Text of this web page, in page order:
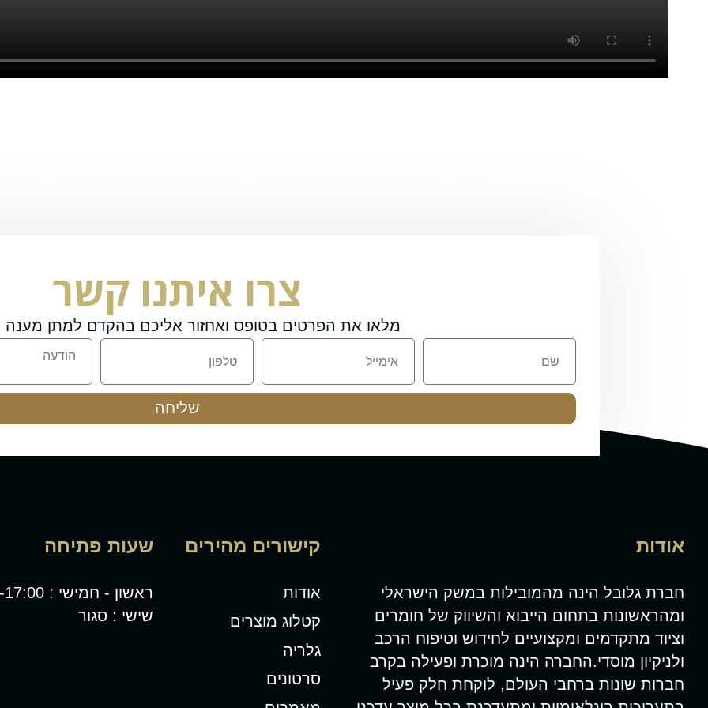
צרו איתנו קשר
מלאו את הפרטים בטופס ואחזור אליכם בהקדם למתן מענה
שליחה
אודות
חברת גלובל הינה מהמובילות במשק הישראלי
ומהראשונות בתחום הייבוא והשיווק של חומרים
וציוד מתקדמים ומקצועיים לחידוש וטיפוח הרכב
ולניקיון מוסדי.החברה הינה מוכרת ופעילה בקרב
חברות שונות ברחבי העולם, לוקחת חלק פעיל
קישורים מהירים
אודות
קטלוג מוצרים
גלריה
סרטונים
שעות פתיחה
ראשון - חמישי : 08:00-17:00
שישי : סגור